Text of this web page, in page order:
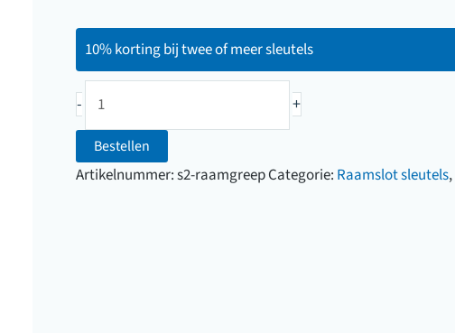
10% korting bij twee of meer sleutels
-
Raamgreep
aantal
+
Bestellen
Artikelnummer:s2-raamgreepCategorie: Raamslot sleutels,